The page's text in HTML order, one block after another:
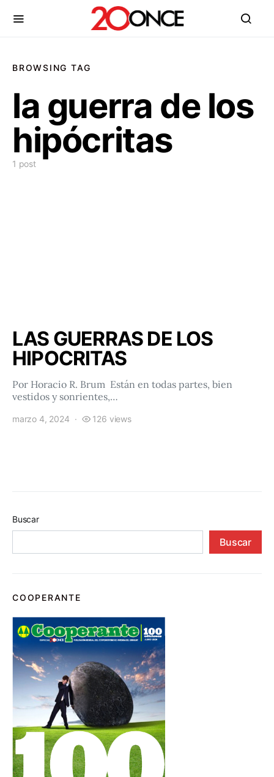
BROWSING TAG
la guerra de los
hipócritas
1 post
LAS GUERRAS DE LOS
HIPOCRITAS
Por Horacio R. Brum Están en todas partes, bien
vestidos y sonrientes,…
marzo 4, 2024 126 views
Buscar
Buscar
COOPERANTE